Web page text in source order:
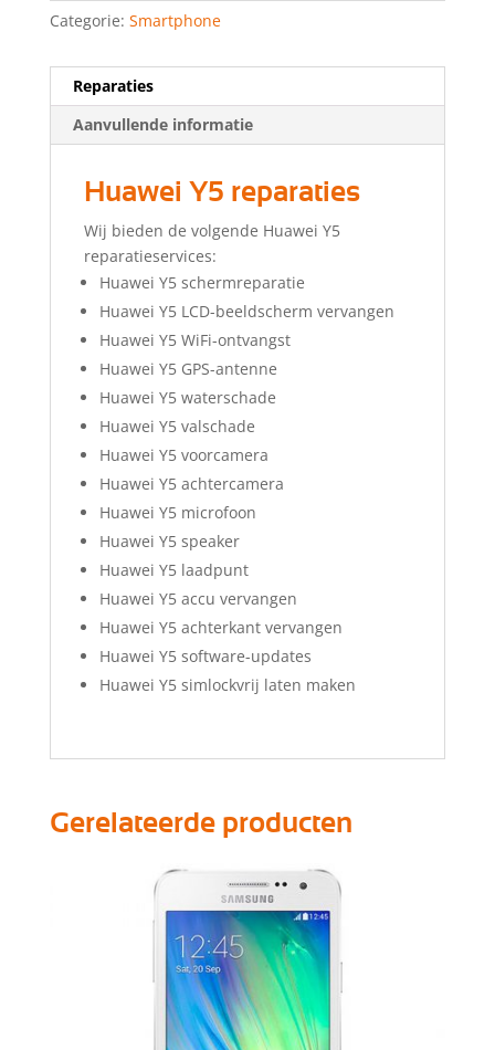
Categorie: Smartphone
Reparaties
Aanvullende informatie
Huawei Y5 reparaties
Wij bieden de volgende Huawei Y5
reparatieservices:
Huawei Y5 schermreparatie
Huawei Y5 LCD-beeldscherm vervangen
Huawei Y5 WiFi-ontvangst
Huawei Y5 GPS-antenne
Huawei Y5 waterschade
Huawei Y5 valschade
Huawei Y5 voorcamera
Huawei Y5 achtercamera
Huawei Y5 microfoon
Huawei Y5 speaker
Huawei Y5 laadpunt
Huawei Y5 accu vervangen
Huawei Y5 achterkant vervangen
Huawei Y5 software-updates
Huawei Y5 simlockvrij laten maken
Gerelateerde producten